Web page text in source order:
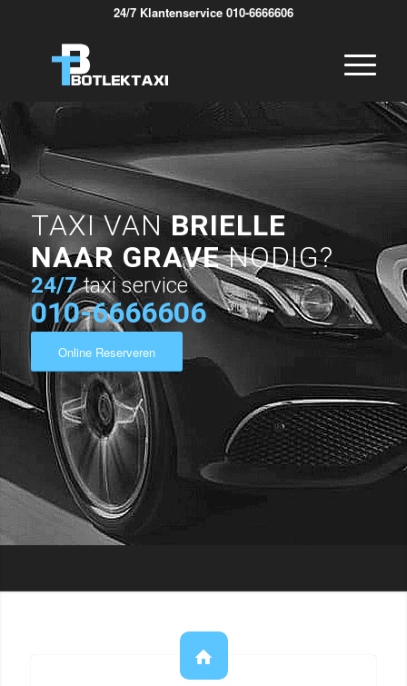
24/7 Klantenservice 010-6666606
TAXI VANBRIELLE
NAAR GRAVENODIG?
24/7 taxi service
010-6666606
Online Reserveren